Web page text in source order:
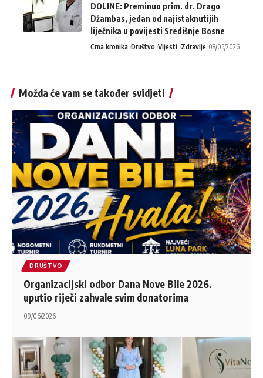
DOLINE: Preminuo prim. dr. Drago
Džambas, jedan od najistaknutijih
liječnika u povijesti Središnje Bosne
Crna kronika Društvo Vijesti Zdravlje 08/05/2026
Možda će vam se također svidjeti
DRUŠTVO
Organizacijski odbor Dana Nove Bile 2026.
uputio riječi zahvale svim donatorima
09/06/2026